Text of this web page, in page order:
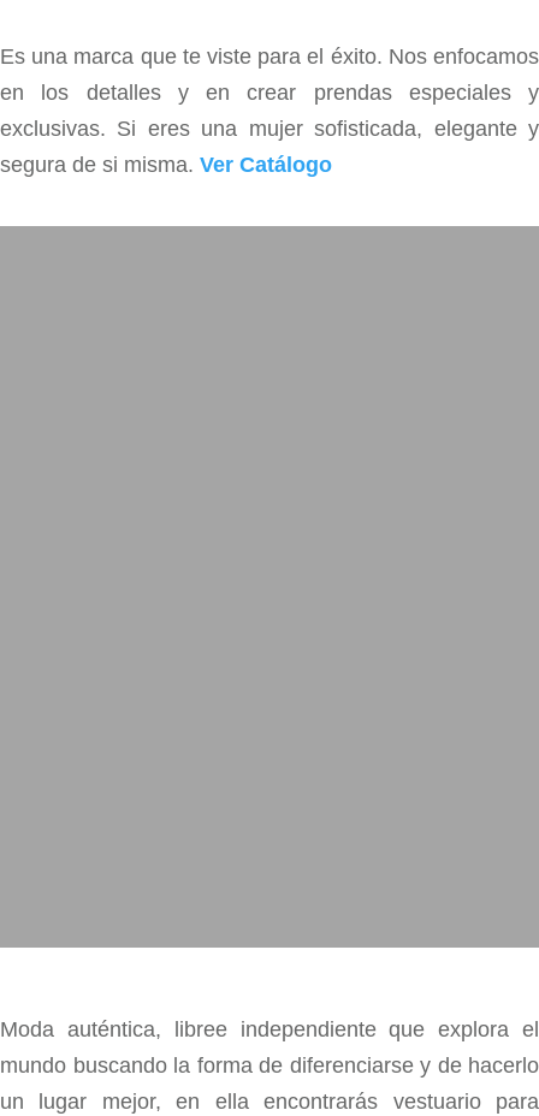
Es una marca que te viste para el éxito. Nos enfocamos
en los detalles y en crear prendas especiales y
exclusivas. Si eres una mujer sofisticada, elegante y
segura de si misma. Ver Catálogo
Moda auténtica, libree independiente que explora el
mundo buscando la forma de diferenciarse y de hacerlo
un lugar mejor, en ella encontrarás vestuario para